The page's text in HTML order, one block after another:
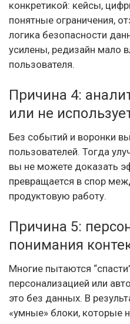
конкретикой: кейсы,
понятные ограничения,
логика безопасности
усилены, редизайн мало
пользователя.
Причина 4:
или не
Без событий и воронки
пользователей. Тогда
вы не можете доказать
превращается в спор
продуктовую работу.
Причина 5:
понимания
Многие пытаются
персонализацией или
это без данных. В
«умные» блоки, которые